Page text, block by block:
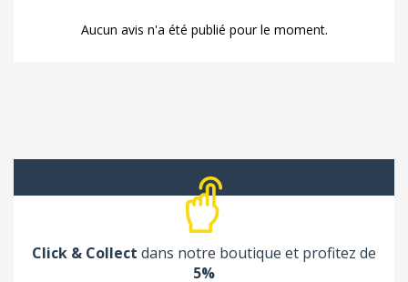
Aucun avis n'a été publié pour le moment.
Click & Collect dans notre boutique et profitez de
5%